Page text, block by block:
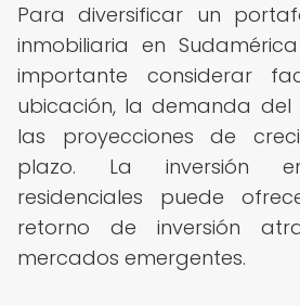
Para diversificar un
inmobiliaria en
importante considerar
ubicación, la demanda
las proyecciones de
plazo. La inversión
residenciales puede
retorno de inversión
mercados emergentes.